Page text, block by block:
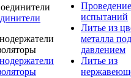
Проведение
испытаний
Литье из
металла под
давлением
Литье из